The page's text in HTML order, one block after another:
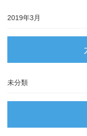
2019年3月
未分類